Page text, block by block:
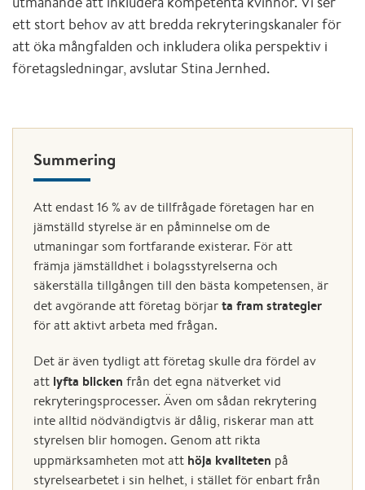
ett stort behov av att bredda rekryteringskanaler för
att öka mångfalden och inkludera olika perspektiv i
företagsledningar, avslutar Stina Jernhed.
Summering
Att endast 16 % av de tillfrågade företagen har en
jämställd styrelse är en påminnelse om de
utmaningar som fortfarande existerar. För att
främja jämställdhet i bolagsstyrelserna och
säkerställa tillgången till den bästa kompetensen, är
det avgörande att företag börjarta fram strategier
för att aktivt arbeta med frågan.
Det är även tydligt att företag skulle dra fördel av
att lyfta blicken från det egna nätverket vid
rekryteringsprocesser. Även om sådan rekrytering
inte alltid nödvändigtvis är dålig, riskerar man att
styrelsen blir homogen. Genom att rikta
uppmärksamheten mot att höja kvaliteten på
styrelsearbetet i sin helhet, i stället för enbart från